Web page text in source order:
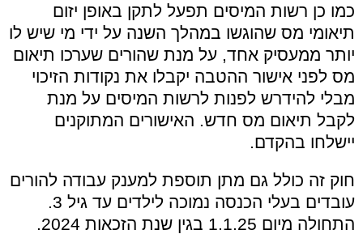
כמו כן רשות המיסים תפעל לתקן באופן יזום
תיאומי מס שהוגשו במהלך השנה על ידי מי שיש לו
יותר ממעסיק אחד, על מנת שהורים שערכו תיאום
מס לפני אישור ההטבה יקבלו את נקודות הזיכוי
מבלי להידרש לפנות לרשות המיסים על מנת
לקבל תיאום מס חדש. האישורים המתוקנים
יישלחו בהקדם.
חוק זה כולל גם מתן תוספת למענק עבודה להורים
עובדים בעלי הכנסה נמוכה לילדים עד גיל 3.
התחולה מיום 1.1.25 בגין שנת הזכאות 2024.